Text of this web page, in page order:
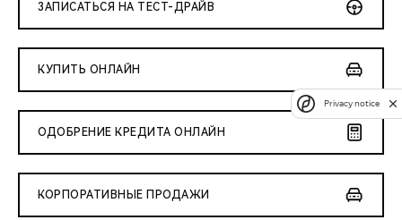
ЗАПИСАТЬСЯ НА ТЕСТ-ДРАЙВ
КУПИТЬ ОНЛАЙН
ОДОБРЕНИЕ КРЕДИТА ОНЛАЙН
КОРПОРАТИВНЫЕ ПРОДАЖИ
Privacy notice